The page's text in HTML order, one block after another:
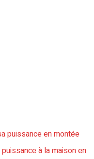
puissance en montée
à la maison en